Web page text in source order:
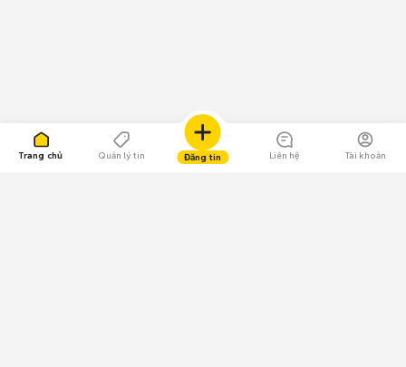
Trang chủ Quản lý tin Đăng tin Liên hệ Tài khoản